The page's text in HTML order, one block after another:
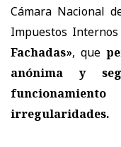
Cámara Nacional
Impuestos
Fachadas», que
anónima y
irregularidades.